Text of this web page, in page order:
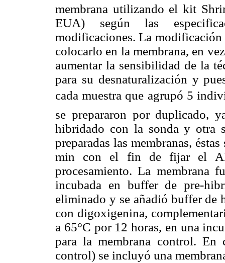
membrana utilizando el kit
EUA) según las
modificaciones. La
colocarlo en la membrana, en
aumentar la sensibilidad de la
para su desnaturalización y
cada muestra que agrupó 5
se prepararon por duplicado,
hibridado con la sonda y otra
preparadas las membranas,
min con el fin de fijar el
procesamiento. La membrana
incubada en buffer de pre-
eliminado y se añadió buffer de
con digoxigenina,
a 65°C por 12 horas, en una
para la membrana control.
control) se incluyó una